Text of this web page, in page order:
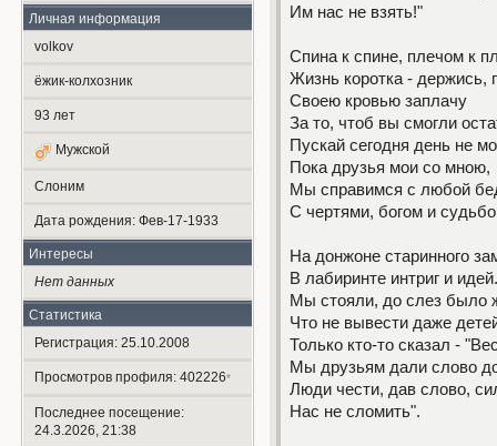
Личная информация
volkov
ёжик-колxозник
93 лет
Мужской
Слоним
Дата рождения: Фев-17-1933
Интересы
Нет данных
Статистика
Регистрация: 25.10.2008
Просмотров профиля: 402226*
Последнее посещение:
24.3.2026, 21:38
Им нас не взять!"
Спина к спине, плечом к
Жизнь коротка - держись,
Своею кровью заплачу
За то, чтоб вы смогли
Пускай сегодня день не
Пока друзья мои со мною,
Мы справимся с любой
С чертями, богом и
На донжоне старинного
В лабиринте интриг и идей.
Мы стояли, до слез было
Что не вывести даже
Только кто-то сказал -
Мы друзьям дали слово
Люди чести, дав слово,
Нас не сломить".